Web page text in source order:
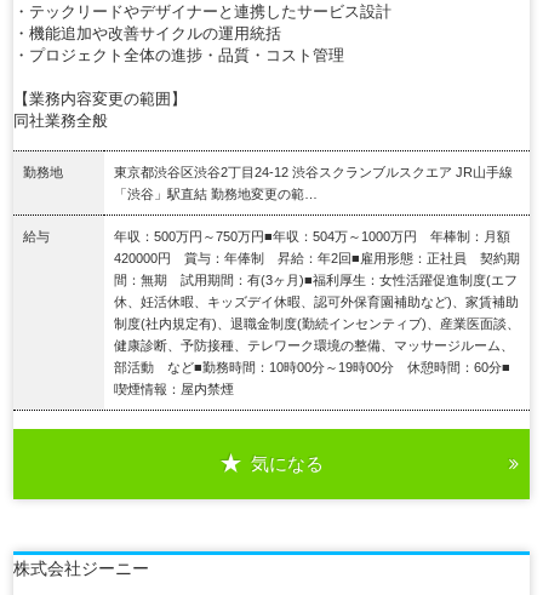
・テックリードやデザイナーと連携したサービス設計
・機能追加や改善サイクルの運用統括
・プロジェクト全体の進捗・品質・コスト管理
【業務内容変更の範囲】
同社業務全般
勤務地
東京都渋谷区渋谷2丁目24-12 渋谷スクランブルスクエア JR山手線
「渋谷」駅直結 勤務地変更の範…
給与
年収：500万円～750万円■年収：504万～1000万円 年棒制：月額
420000円 賞与：年俸制 昇給：年2回■雇用形態：正社員 契約期
間：無期 試用期間：有(3ヶ月)■福利厚生：女性活躍促進制度(エフ
休、妊活休暇、キッズデイ休暇、認可外保育園補助など)、家賃補助
制度(社内規定有)、退職金制度(勤続インセンティブ)、産業医面談、
健康診断、予防接種、テレワーク環境の整備、マッサージルーム、
部活動 など■勤務時間：10時00分～19時00分 休憩時間：60分■
喫煙情報：屋内禁煙
気になる
株式会社ジーニー